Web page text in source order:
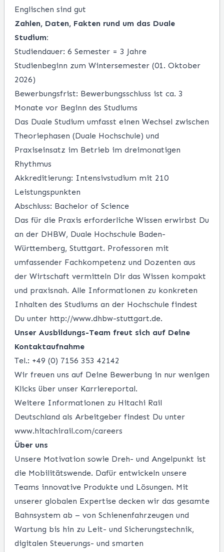
Englischen sind gut
Zahlen, Daten, Fakten rund um das Duale
Studium:
Studiendauer: 6 Semester = 3 Jahre
Studienbeginn zum Wintersemester (01. Oktober
2026)
Bewerbungsfrist: Bewerbungsschluss ist ca. 3
Monate vor Beginn des Studiums
Das Duale Studium umfasst einen Wechsel zwischen
Theoriephasen (Duale Hochschule) und
Praxiseinsatz im Betrieb im dreimonatigen
Rhythmus
Akkreditierung: Intensivstudium mit 210
Leistungspunkten
Abschluss: Bachelor of Science
Das für die Praxis erforderliche Wissen erwirbst Du
an der DHBW, Duale Hochschule Baden-
Württemberg, Stuttgart. Professoren mit
umfassender Fachkompetenz und Dozenten aus
der Wirtschaft vermitteln Dir das Wissen kompakt
und praxisnah. Alle Informationen zu konkreten
Inhalten des Studiums an der Hochschule findest
Du unter http://www.dhbw-stuttgart.de.
Unser Ausbildungs-Team freut sich auf Deine
Kontaktaufnahme
Tel.: +49 (0) 7156 353 42142
Wir freuen uns auf Deine Bewerbung in nur wenigen
Klicks über unser Karriereportal.
Weitere Informationen zu Hitachi Rail
Deutschland als Arbeitgeber findest Du unter
www.hitachirail.com/careers
Über uns
Unsere Motivation sowie Dreh- und Angelpunkt ist
die Mobilitätswende. Dafür entwickeln unsere
Teams innovative Produkte und Lösungen. Mit
unserer globalen Expertise decken wir das gesamte
Bahnsystem ab – von Schienenfahrzeugen und
Wartung bis hin zu Leit- und Sicherungstechnik,
digitalen Steuerungs- und smarten